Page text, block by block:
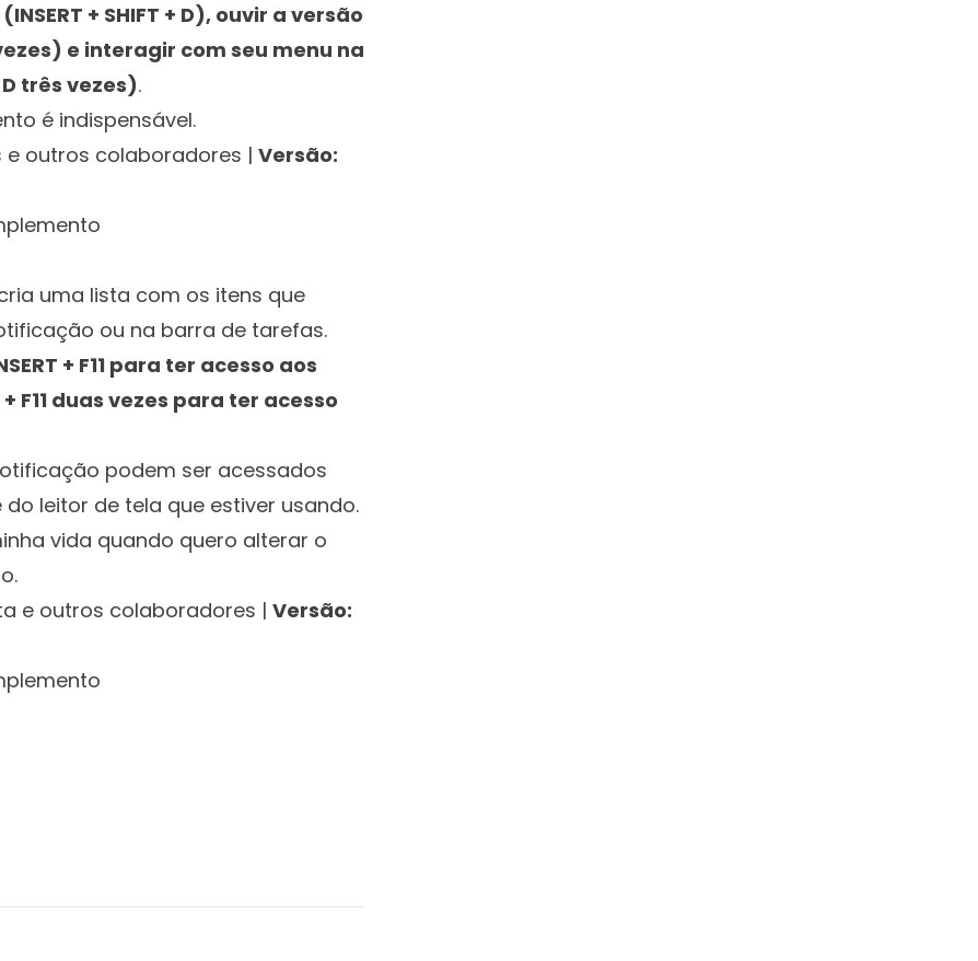
+ SHIFT + D), ouvir a versão
e interagir com seu menu na
três vezes).
é indispensável.
e outros colaboradores | Versão:
uma lista com os itens que
ou na barra de tarefas.
+ F11 para ter acesso aos
F11 duas vezes para ter acesso
podem ser acessados
leitor de tela que estiver usando.
vida quando quero alterar o
e outros colaboradores | Versão: